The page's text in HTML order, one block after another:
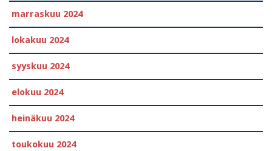
marraskuu 2024
lokakuu 2024
syyskuu 2024
elokuu 2024
heinäkuu 2024
toukokuu 2024